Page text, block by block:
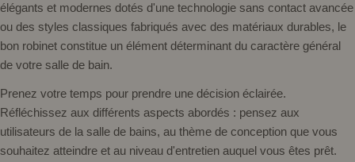
élégants et modernes dotés d'une technologie sans contact avancée
ou des styles classiques fabriqués avec des matériaux durables, le
bon robinet constitue un élément déterminant du caractère général
de votre salle de bain.
Prenez votre temps pour prendre une décision éclairée.
Réfléchissez aux différents aspects abordés : pensez aux
utilisateurs de la salle de bains, au thème de conception que vous
souhaitez atteindre et au niveau d'entretien auquel vous êtes prêt.